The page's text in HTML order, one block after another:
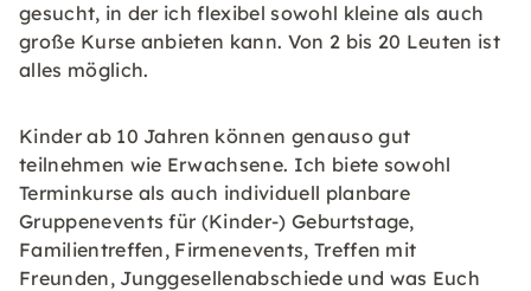
gesucht, in der ich flexibel sowohl kleine als auch
große Kurse anbieten kann. Von 2 bis 20 Leuten ist
alles möglich.
Kinder ab 10 Jahren können genauso gut
teilnehmen wie Erwachsene. Ich biete sowohl
Terminkurse als auch individuell planbare
Gruppenevents für (Kinder-) Geburtstage,
Familientreffen, Firmenevents, Treffen mit
Freunden, Junggesellenabschiede und was Euch